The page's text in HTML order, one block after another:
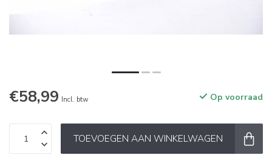
€58,99 Incl. btw Op voorraad
TOEVOEGEN AAN WINKELWAGEN